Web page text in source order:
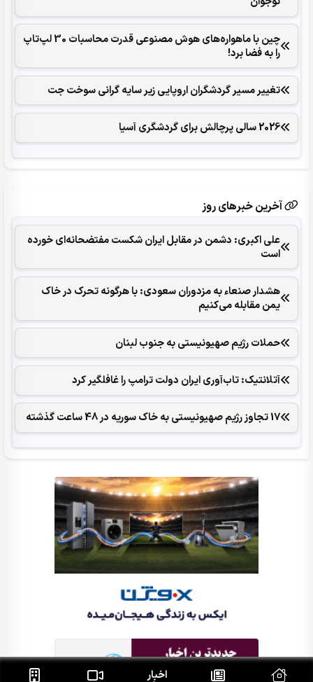
چین با ماهواره‌های هوش مصنوعی قدرت محاسبات 30 لپ‌تاپ
را به فضا برد!
تغییر مسیر گردشگران اروپایی زیر سایه گرانی سوخت جت
2026 سالی پرچالش برای گردشگری آسیا
آخرین خبرهای روز
علی اکبری: دشمن در مقابل ایران شکست مفتضحانه‌ای خورده
است
هشدار صنعاء به مزدوران سعودی: با هرگونه تحرک در خاک
یمن مقابله می‌کنیم
حملات رژیم صهیونیستی به جنوب لبنان
آتلانتیک: تاب‌آوری ایران دولت ترامپ را غافلگیر کرد
17 تجاوز رژیم صهیونیستی به خاک سوریه در 48 ساعت گذشته
اخبار